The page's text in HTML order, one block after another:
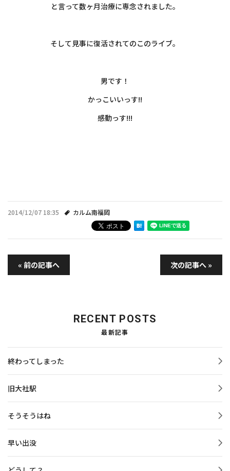
と言って数ヶ月治療に専念されました。
そして見事に復活されてのこのライブ。
男です！
かっこいいっす!!
感動っす!!!
2014/12/07 18:35 カルム南福岡
« 前の記事へ 次の記事へ »
RECENT POSTS
最新記事
終わってしまった
旧大社駅
そうそうはね
早い出没